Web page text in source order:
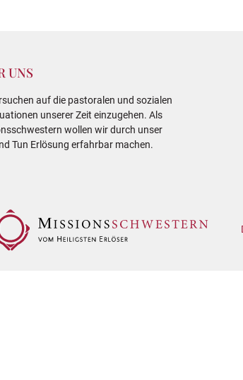
UNS
auf die pastoralen und sozialen
unserer Zeit einzugehen. Als
wollen wir durch unser
Tun Erlösung erfahrbar machen.